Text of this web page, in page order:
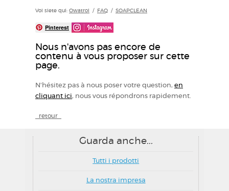
Voi siete qui: Owatrol / FAQ / SOAPCLEAN
Pinterest
Nous n'avons pas encore de
contenu à vous proposer sur cette
page.
N'hésitez pas à nous poser votre question, en
cliquant ici, nous vous répondrons rapidement.
_retour_
Guarda anche...
Tutti i prodotti
La nostra impresa